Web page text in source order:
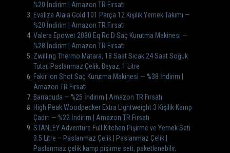
%20 İndirim | Amazon TR Fırsatı
Evaliza Alaia Gold 101 Parça 12 Kişilik Yemek Takımı —
%20 İndirim | Amazon TR Fırsatı
Valera Epower 2030 Eq Rc D Saç Kurutma Makinesi —
%28 İndirim | Amazon TR Fırsatı
Zwilling Thermo Matara, 18 Saat Sıcak 24 Saat Soğuk
Tutar, Paslanmaz Çelik, Beyaz, 1 Litre
Fakir Ion Shot Saç Kurutma Makinesi — %38 İndirim |
Amazon TR Fırsatı
Barracuda — %25 İndirim | Amazon TR Fırsatı
High Peak Woodpecker Extra Lightweight 3 Kişilik Kamp
Çadırı — %22 İndirim | Amazon TR Fırsatı
STANLEY Adventure Full Kitchen Pişirme ve Yemek Seti
3.5 Litre – Paslanmaz Çelik | Paslanmaz Çelik |
Paslanmaz çelik kamp pişirme seti, paketlenebilir,